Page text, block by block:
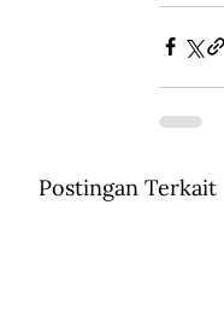
Postingan Terkait